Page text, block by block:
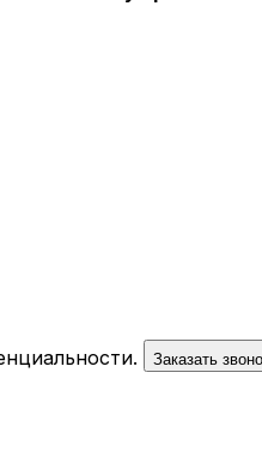
. Заказать